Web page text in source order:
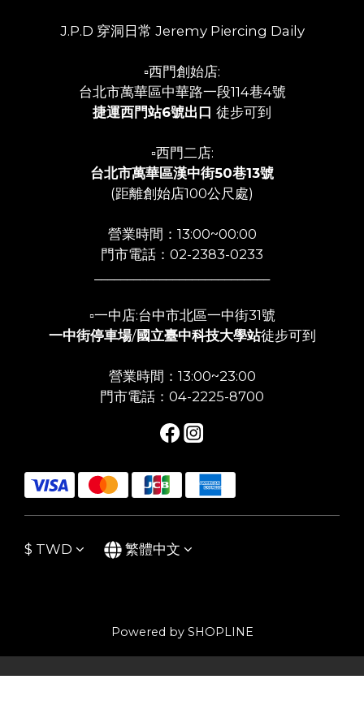
J.P.D 穿洞日常 Jeremy Piercing Daily
▫️西門創始店:
台北市萬華區中華路一段114巷4號
捷運西門站6號出口 徒步可到
▫️西門二店:
台北市萬華區漢中街50巷13號
(距離創始店100公尺處)
營業時間：13:00~00:00
門市電話：02-2383-0233
▫️一中店:台中市北區一中街31號
一中街停車場/國立臺中科技大學站徒步可到
營業時間：13:00~23:00
門市電話：04-2225-8700
$ TWD 繁體中文
Powered by SHOPLINE